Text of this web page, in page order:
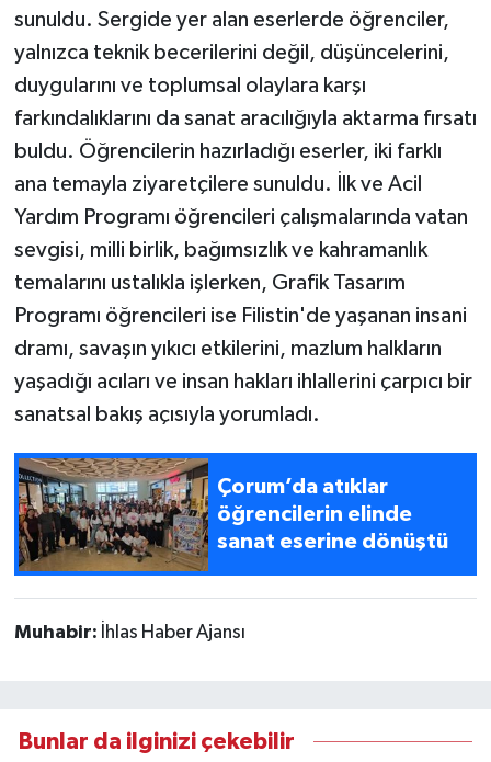
sunuldu. Sergide yer alan eserlerde öğrenciler,
yalnızca teknik becerilerini değil, düşüncelerini,
duygularını ve toplumsal olaylara karşı
farkındalıklarını da sanat aracılığıyla aktarma fırsatı
buldu. Öğrencilerin hazırladığı eserler, iki farklı
ana temayla ziyaretçilere sunuldu. İlk ve Acil
Yardım Programı öğrencileri çalışmalarında vatan
sevgisi, milli birlik, bağımsızlık ve kahramanlık
temalarını ustalıkla işlerken, Grafik Tasarım
Programı öğrencileri ise Filistin'de yaşanan insani
dramı, savaşın yıkıcı etkilerini, mazlum halkların
yaşadığı acıları ve insan hakları ihlallerini çarpıcı bir
sanatsal bakış açısıyla yorumladı.
Çorum’da atıklar
öğrencilerin elinde
sanat eserine dönüştü
Muhabir: İhlas Haber Ajansı
Bunlar da ilginizi çekebilir